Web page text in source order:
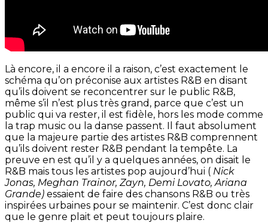
Là encore, il a encore il a raison, c’est exactement le
schéma qu’on préconise aux artistes R&B en disant
qu’ils doivent se reconcentrer sur le public R&B,
même s’il n’est plus très grand, parce que c’est un
public qui va rester, il est fidèle, hors les mode comme
la trap music ou la danse passent. Il faut absolument
que la majeure partie des artistes R&B comprennent
qu’ils doivent rester R&B pendant la tempête. La
preuve en est qu’il y a quelques années, on disait le
R&B mais tous les artistes pop aujourd’hui ( Nick
Jonas, Meghan Trainor, Zayn, Demi Lovato, Ariana
Grande) essaient de faire des chansons R&B ou très
inspirées urbaines pour se maintenir. C’est donc clair
que le genre plait et peut toujours plaire.